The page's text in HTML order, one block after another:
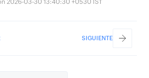
2026-03-30 13:40:30 +0530 IST
SIGUIENTE